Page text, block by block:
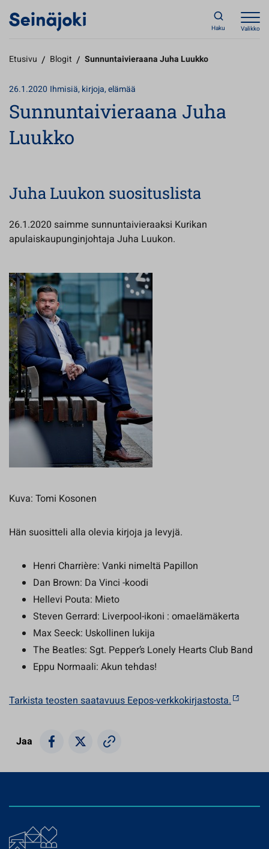
Haku Valikko
Etusivu / Blogit / Sunnuntaivieraana Juha Luukko
26.1.2020 Ihmisiä, kirjoja, elämää
Sunnuntaivieraana Juha
Luukko
Juha Luukon suosituslista
26.1.2020 saimme sunnuntaivieraaksi Kurikan
apulaiskaupunginjohtaja Juha Luukon.
Kuva: Tomi Kosonen
Hän suositteli alla olevia kirjoja ja levyjä.
Henri Charrière: Vanki nimeltä Papillon
Dan Brown: Da Vinci -koodi
Hellevi Pouta: Mieto
Steven Gerrard: Liverpool-ikoni : omaelämäkerta
Max Seeck: Uskollinen lukija
The Beatles: Sgt. Pepper’s Lonely Hearts Club Band
Eppu Normaali: Akun tehdas!
Tarkista teosten saatavuus Eepos-verkkokirjastosta.
Jaa